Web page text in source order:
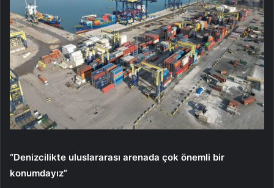
“Denizcilikte uluslararası arenada çok önemli bir
konumdayız”